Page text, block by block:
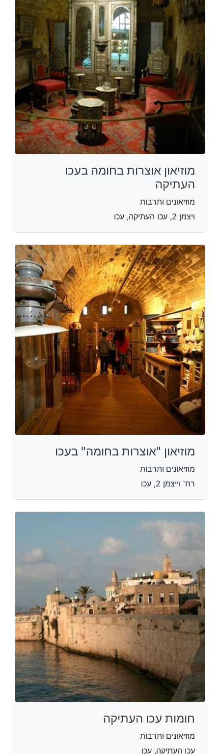
מוזיאון אוצרות בחומה בעכו
העתיקה
מוזיאונים ותרבות
ויצמן 2, עכו העתיקה, עכו
מוזיאון "אוצרות בחומה" בעכו
מוזיאונים ותרבות
רח' וייצמן 2, עכו
חומות עכו העתיקה
מוזיאונים ותרבות
עכו העתיקה, עכו